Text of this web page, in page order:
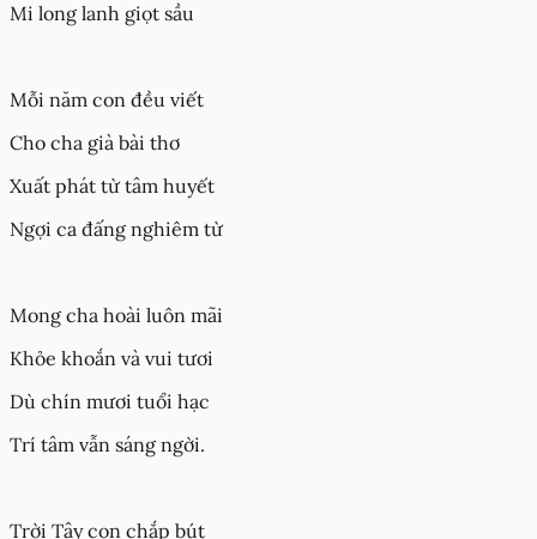
Mi long lanh giọt sầu
Mỗi năm con đều viết
Cho cha già bài thơ
Xuất phát từ tâm huyết
Ngợi ca đấng nghiêm từ
Mong cha hoài luôn mãi
Khỏe khoắn và vui tươi
Dù chín mươi tuổi hạc
Trí tâm vẫn sáng ngời.
Trời Tây con chắp bút